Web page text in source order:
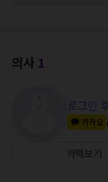
의사 1
로그인
카카오
약력보기